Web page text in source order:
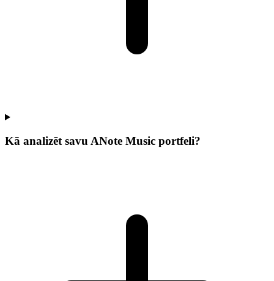
Kā analizēt savu ANote Music portfeli?